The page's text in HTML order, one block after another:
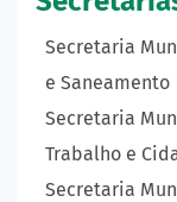
Secretaria
e Saneamento
Secretaria
Trabalho e
Secretaria